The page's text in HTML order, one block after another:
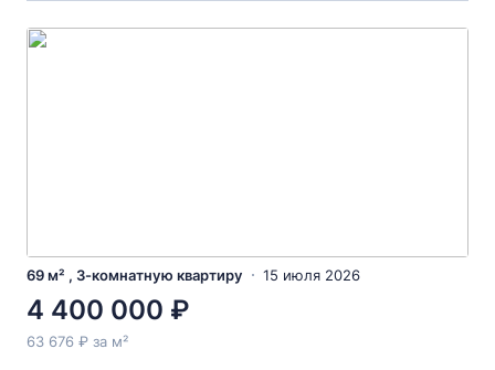
69 м² , 3-комнатную квартиру 15 июля 2026
4 400 000 ₽
63 676 ₽ за м²